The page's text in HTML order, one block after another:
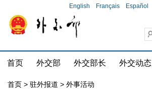
English Français Español
首页 外交部 外交部长 外交动态
首页 > 驻外报道 > 外事活动